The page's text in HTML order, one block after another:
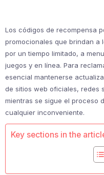
Los códigos de recompensa
promocionales que brindan a
por un tiempo limitado, a
juegos y en línea. Para
esencial mantenerse
de sitios web oficiales, redes
mientras se sigue el proceso
cualquier inconveniente.
Key sections in the